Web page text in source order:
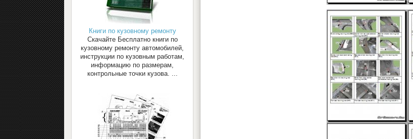
Книги по кузовному ремонту
Скачайте Бесплатно книги по
кузовному ремонту автомобилей,
инструкции по кузовным работам,
информацию по размерам,
контрольные точки кузова. ...